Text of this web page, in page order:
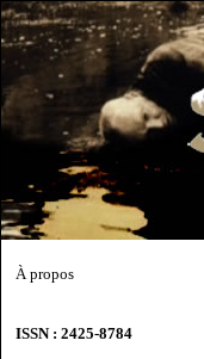
À propos
ISSN : 2425-8784